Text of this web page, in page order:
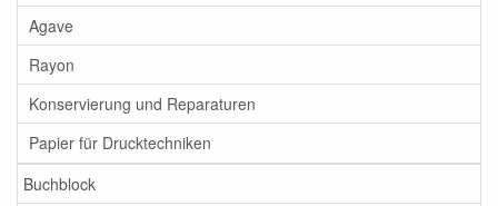
Agave
Rayon
Konservierung und Reparaturen
Papier für Drucktechniken
Buchblock